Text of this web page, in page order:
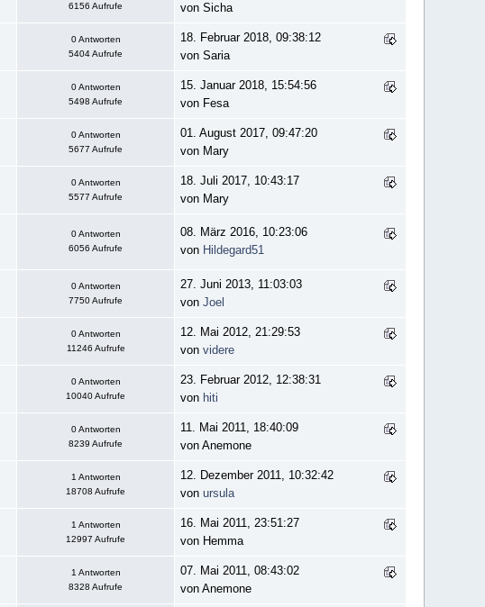
6156 Aufrufe
von Sicha
0 Antworten
5404 Aufrufe
18. Februar 2018, 09:38:12
von Saria
0 Antworten
5498 Aufrufe
15. Januar 2018, 15:54:56
von Fesa
0 Antworten
5677 Aufrufe
01. August 2017, 09:47:20
von Mary
0 Antworten
5577 Aufrufe
18. Juli 2017, 10:43:17
von Mary
0 Antworten
6056 Aufrufe
08. März 2016, 10:23:06
von Hildegard51
0 Antworten
7750 Aufrufe
27. Juni 2013, 11:03:03
vonJoel
0 Antworten
11246 Aufrufe
12. Mai 2012, 21:29:53
vonvidere
0 Antworten
10040 Aufrufe
23. Februar 2012, 12:38:31
von hiti
0 Antworten
8239 Aufrufe
11. Mai 2011, 18:40:09
von Anemone
1 Antworten
18708 Aufrufe
12. Dezember 2011, 10:32:42
vonursula
1 Antworten
12997 Aufrufe
16. Mai 2011, 23:51:27
von Hemma
1 Antworten
8328 Aufrufe
07. Mai 2011, 08:43:02
von Anemone